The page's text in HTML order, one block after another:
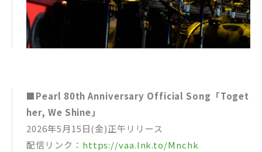
■Pearl 80th Anniversary Official Song「Toget
her, We Shine」
2026年5月15日(金)正午リリース
配信リンク： https://vaa.lnk.to/Mnchk